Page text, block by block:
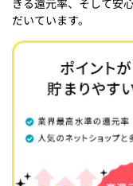
きる還元率、そして安
だいています。